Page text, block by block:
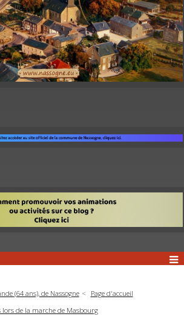
(64 ans), de Nassogne
Page d'accueil
lors de la marche de Masbourg